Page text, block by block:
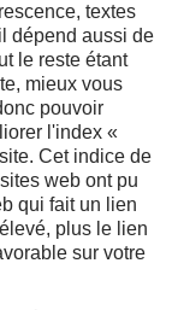
textes
dépend aussi de
le reste étant
mieux vous
pouvoir
l'index «
Cet indice de
web ont pu
qui fait un lien
plus le lien
sur votre